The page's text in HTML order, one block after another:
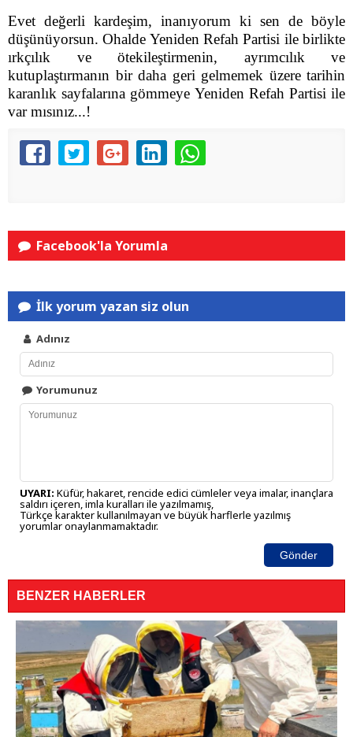
Evet değerli kardeşim, inanıyorum ki sen de böyle
düşünüyorsun. Ohalde Yeniden Refah Partisi ile birlikte
ırkçılık ve ötekileştirmenin, ayrımcılık ve
kutuplaştırmanın bir daha geri gelmemek üzere tarihin
karanlık sayfalarına gömmeye Yeniden Refah Partisi ile
var mısınız...!
Facebook'la Yorumla
İlk yorum yazan siz olun
Adınız
Yorumunuz
UYARI: Küfür, hakaret, rencide edici cümleler veya imalar, inançlara
saldırı içeren, imla kuralları ile yazılmamış,
Türkçe karakter kullanılmayan ve büyük harflerle yazılmış
yorumlar onaylanmamaktadır.
Gönder
BENZER HABERLER